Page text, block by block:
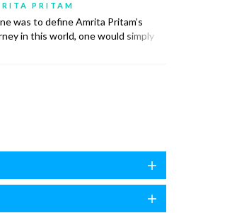
से इसकी उम्र ग़ज़ल की उम्र के लगभग बराबर
नज़्में बेश्तर तीन... continue reading
PRITAM
was to define Amrita Pritam’s
in this world, one would simply